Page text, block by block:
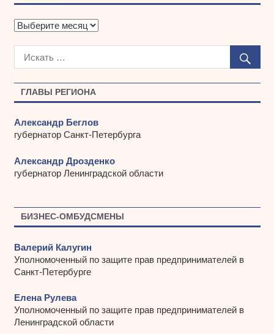
ГЛАВЫ РЕГИОНА
Александр Беглов
губернатор Санкт-Петербурга
Александр Дрозденко
губернатор Ленинградской области
БИЗНЕС-ОМБУДСМЕНЫ
Валерий Калугин
Уполномоченный по защите прав предпринимателей в
Санкт-Петербурге
Елена Рулева
Уполномоченный по защите прав предпринимателей в
Ленинградской области
А
х
ы